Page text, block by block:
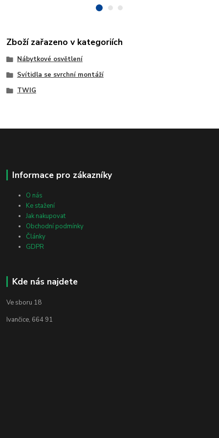
Zboží zařazeno v kategoriích
Nábytkové osvětlení
Svítidla se svrchní montáží
TWIG
Informace pro zákazníky
O nás
Ke stažení
Jak nakupovat
Obchodní podmínky
Články
GDPR
Kde nás najdete
Ve sboru 18
Ivančice, 664 91